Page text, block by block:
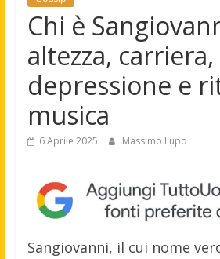
Chi è
altezza, carriera,
depressione e
musica
6 Aprile 2025 Massimo Lupo
Sangiovanni, il cui nome